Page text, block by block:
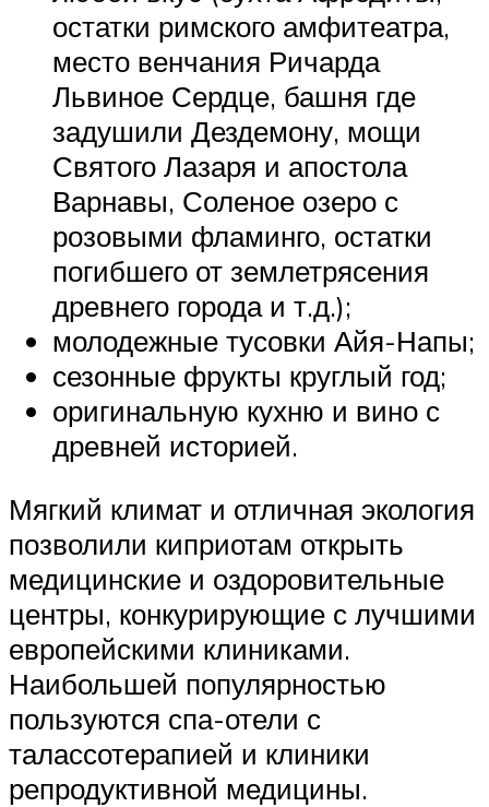
остатки римского амфитеатра,
место венчания Ричарда
Львиное Сердце, башня где
задушили Дездемону, мощи
Святого Лазаря и апостола
Варнавы, Соленое озеро с
розовыми фламинго, остатки
погибшего от землетрясения
древнего города и т.д.);
молодежные тусовки Айя-Напы;
сезонные фрукты круглый год;
оригинальную кухню и вино с
древней историей.
Мягкий климат и отличная экология
позволили киприотам открыть
медицинские и оздоровительные
центры, конкурирующие с лучшими
европейскими клиниками.
Наибольшей популярностью
пользуются спа-отели с
талассотерапией и клиники
репродуктивной медицины.